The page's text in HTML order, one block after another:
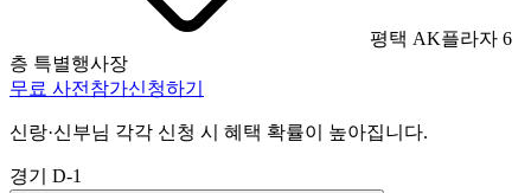
평택 AK플라자 6
층 특별행사장
무료 사전참가신청하기
신랑·신부님 각각 신청 시 혜택 확률이 높아집니다.
경기 D-1